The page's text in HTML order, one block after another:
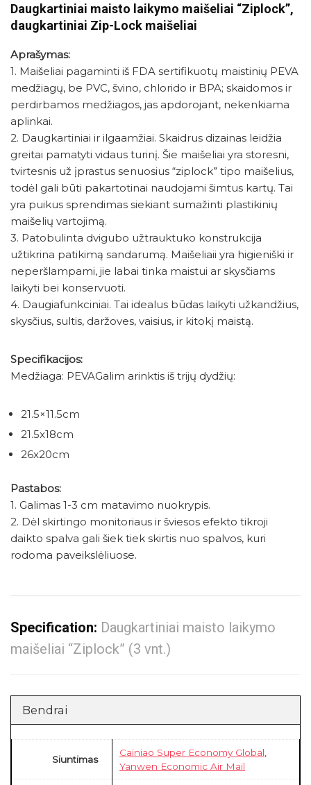
Daugkartiniai maisto laikymo maišeliai “Ziplock”,
daugkartiniai Zip-Lock maišeliai
Aprašymas:
1. Maišeliai pagaminti iš FDA sertifikuotų maistinių PEVA
medžiagų, be PVC, švino, chlorido ir BPA; skaidomos ir
perdirbamos medžiagos, jas apdorojant, nekenkiama
aplinkai.
2. Daugkartiniai ir ilgaamžiai. Skaidrus dizainas leidžia
greitai pamatyti vidaus turinį. Šie maišeliai yra storesni,
tvirtesnis už įprastus senuosius “ziplock” tipo maišelius,
todėl gali būti pakartotinai naudojami šimtus kartų. Tai
yra puikus sprendimas siekiant sumažinti plastikinių
maišelių vartojimą.
3. Patobulinta dvigubo užtrauktuko konstrukcija
užtikrina patikimą sandarumą. Maišeliaii yra higieniški ir
neperšlampami, jie labai tinka maistui ar skysčiams
laikyti bei konservuoti.
4. Daugiafunkciniai. Tai idealus būdas laikyti užkandžius,
skysčius, sultis, daržoves, vaisius, ir kitokį maistą.
Specifikacijos:
Medžiaga: PEVAGalim arinktis iš trijų dydžių:
21.5×11.5cm
21.5x18cm
26x20cm
Pastabos:
1. Galimas 1-3 cm matavimo nuokrypis.
2. Dėl skirtingo monitoriaus ir šviesos efekto tikroji
daikto spalva gali šiek tiek skirtis nuo spalvos, kuri
rodoma paveikslėliuose.
Specification: Daugkartiniai maisto laikymo
maišeliai “Ziplock” (3 vnt.)
Bendrai
Siuntimas
Cainiao Super Economy Global,
Yanwen Economic Air Mail